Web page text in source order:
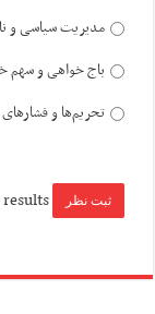
مدیریت سیاسی و
باج خواهی و سهم
تحریم‌ها و